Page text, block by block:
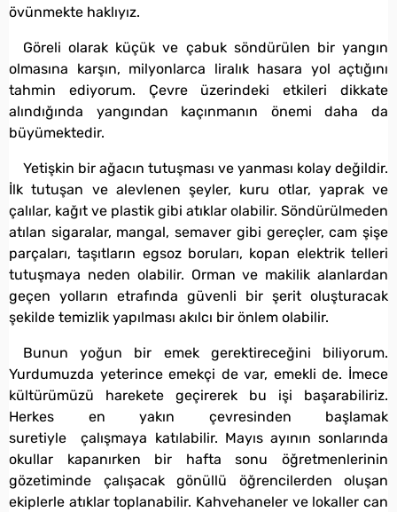
övünmekte haklıyız.
Göreli olarak küçük ve çabuk söndürülen bir yangın
olmasına karşın, milyonlarca liralık hasara yol açtığını
tahmin ediyorum. Çevre üzerindeki etkileri dikkate
alındığında yangından kaçınmanın önemi daha da
büyümektedir.
Yetişkin bir ağacın tutuşması ve yanması kolay değildir.
İlk tutuşan ve alevlenen şeyler, kuru otlar, yaprak ve
çalılar, kağıt ve plastik gibi atıklar olabilir. Söndürülmeden
atılan sigaralar, mangal, semaver gibi gereçler, cam şişe
parçaları, taşıtların egsoz boruları, kopan elektrik telleri
tutuşmaya neden olabilir. Orman ve makilik alanlardan
geçen yolların etrafında güvenli bir şerit oluşturacak
şekilde temizlik yapılması akılcı bir önlem olabilir.
Bunun yoğun bir emek gerektireceğini biliyorum.
Yurdumuzda yeterince emekçi de var, emekli de. İmece
kültürümüzü harekete geçirerek bu işi başarabiliriz.
Herkes en yakın çevresinden başlamak
suretiyle çalışmaya katılabilir. Mayıs ayının sonlarında
okullar kapanırken bir hafta sonu öğretmenlerinin
gözetiminde çalışacak gönüllü öğrencilerden oluşan
ekiplerle atıklar toplanabilir. Kahvehaneler ve lokaller can